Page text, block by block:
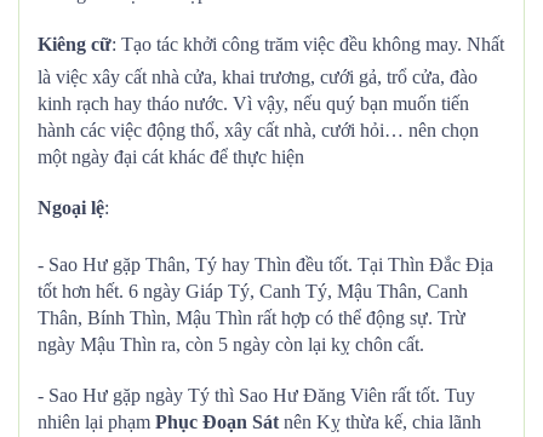
Kiêng cữ: Tạo tác khởi công trăm việc đều không may. Nhất
là việc xây cất nhà cửa, khai trương, cưới gả, trổ cửa, đào
kinh rạch hay tháo nước. Vì vậy, nếu quý bạn muốn tiến
hành các việc động thổ, xây cất nhà, cưới hỏi… nên chọn
một ngày đại cát khác để thực hiện
Ngoại lệ:
- Sao Hư gặp Thân, Tý hay Thìn đều tốt. Tại Thìn Đắc Địa
tốt hơn hết. 6 ngày Giáp Tý, Canh Tý, Mậu Thân, Canh
Thân, Bính Thìn, Mậu Thìn rất hợp có thể động sự. Trừ
ngày Mậu Thìn ra, còn 5 ngày còn lại kỵ chôn cất.
- Sao Hư gặp ngày Tý thì Sao Hư Đăng Viên rất tốt. Tuy
nhiên lại phạm Phục Đoạn Sát nên Kỵ thừa kế, chia lãnh